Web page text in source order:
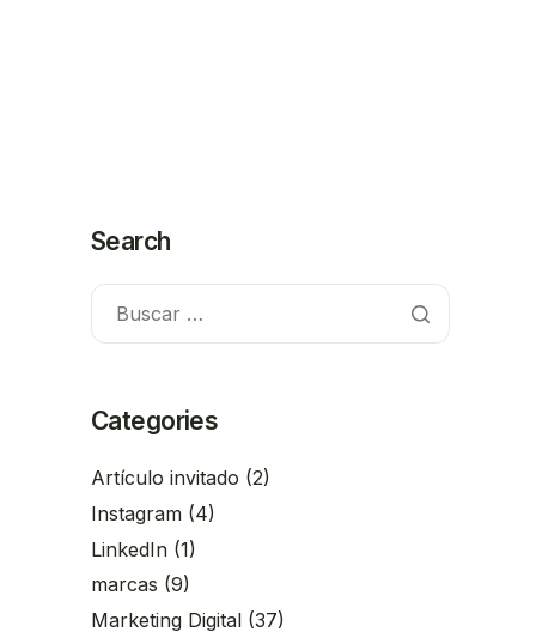
Search
Categories
Artículo invitado (2)
Instagram (4)
LinkedIn (1)
marcas (9)
Marketing Digital (37)